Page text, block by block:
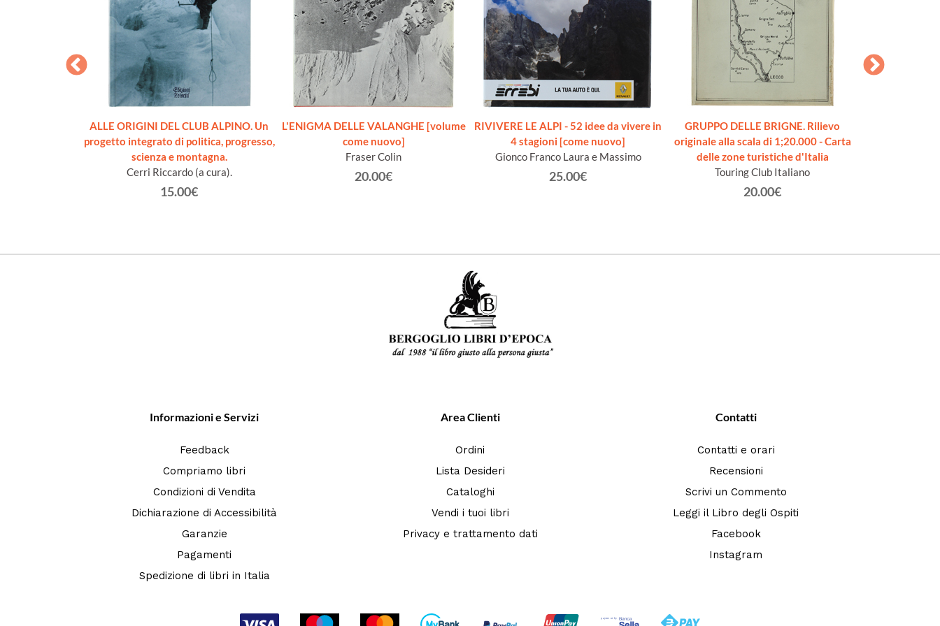
ALLE ORIGINI DEL CLUB ALPINO. Un
progetto integrato di politica, progresso,
scienza e montagna.
Cerri Riccardo (a cura).
15.00€
L'ENIGMA DELLE VALANGHE [volume
come nuovo]
Fraser Colin
20.00€
RIVIVERE LE ALPI - 52 idee da vivere in
4 stagioni [come nuovo]
Gionco Franco Laura e Massimo
25.00€
GRUPPO DELLE BRIGNE. Rilievo
originale alla scala di 1;20.000 - Carta
delle zone turistiche d'Italia
Touring Club Italiano
20.00€
Informazioni e Servizi
Feedback
Compriamo libri
Condizioni di Vendita
Dichiarazione di Accessibilità
Garanzie
Pagamenti
Spedizione di libri in Italia
Area Clienti
Ordini
Lista Desideri
Cataloghi
Vendi i tuoi libri
Privacy e trattamento dati
Contatti
Contatti e orari
Recensioni
Scrivi un Commento
Leggi il Libro degli Ospiti
Facebook
Instagram